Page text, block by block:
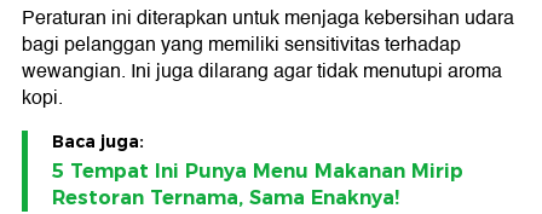
Peraturan ini diterapkan untuk menjaga kebersihan udara
bagi pelanggan yang memiliki sensitivitas terhadap
wewangian. Ini juga dilarang agar tidak menutupi aroma
kopi.
Baca juga:
5 Tempat Ini Punya Menu Makanan Mirip
Restoran Ternama, Sama Enaknya!